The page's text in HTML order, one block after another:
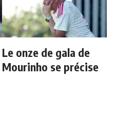
Le onze de gala de
Mourinho se précise